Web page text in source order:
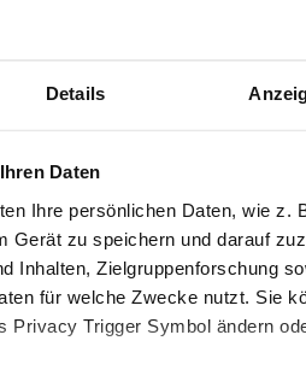
Details
Daten
Ihre persönlichen Daten, wie z.
Gerät zu speichern und darauf
Inhalten, Zielgruppenforschung
für welche Zwecke nutzt. Sie
Privacy Trigger Symbol ändern